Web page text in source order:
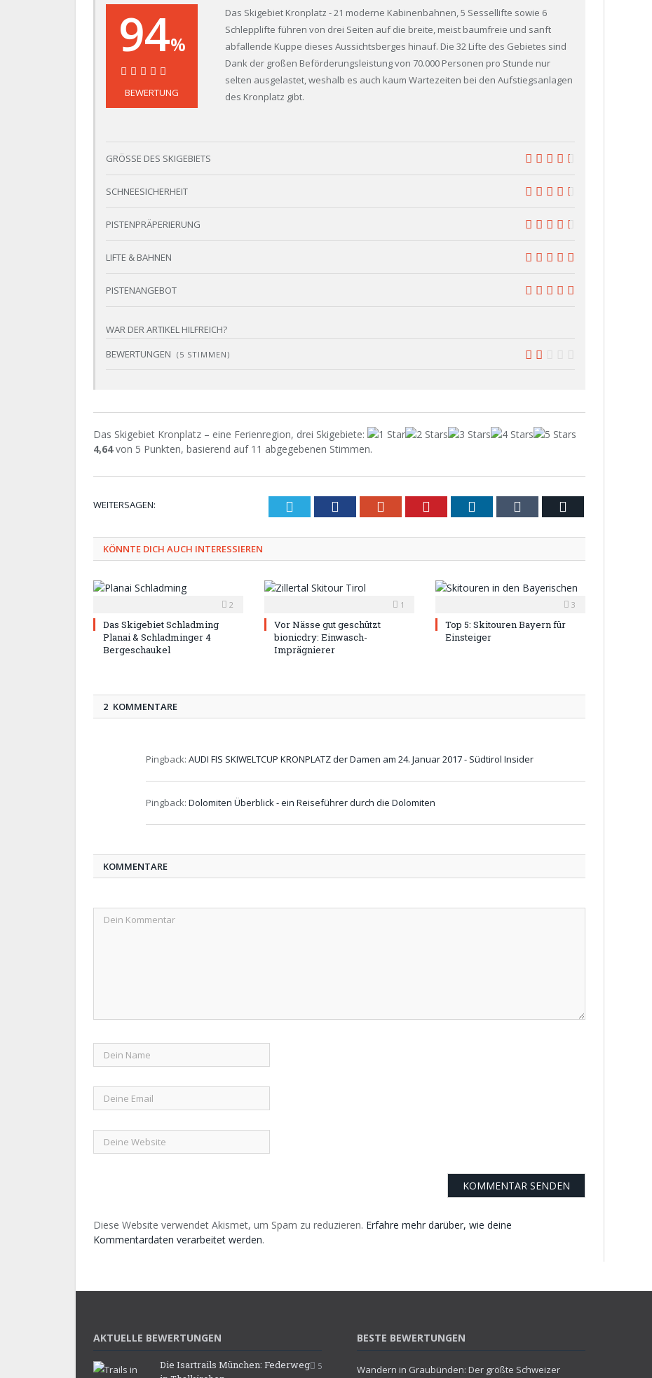
94%
94%
BEWERTUNG
Das Skigebiet Kronplatz - 21 moderne Kabinenbahnen, 5 Sessellifte sowie 6
Schlepplifte führen von drei Seiten auf die breite, meist baumfreie und sanft
abfallende Kuppe dieses Aussichtsberges hinauf. Die 32 Lifte des Gebietes sind
Dank der großen Beförderungsleistung von 70.000 Personen pro Stunde nur
selten ausgelastet, weshalb es auch kaum Wartezeiten bei den Aufstiegsanlagen
des Kronplatz gibt.
GRÖSSE DES SKIGEBIETS
SCHNEESICHERHEIT
PISTENPRÄPERIERUNG
LIFTE & BAHNEN
PISTENANGEBOT
WAR DER ARTIKEL HILFREICH?
BEWERTUNGEN (5 STIMMEN)
Das Skigebiet Kronplatz – eine Ferienregion, drei Skigebiete:
4,64von 5 Punkten, basierend auf 11 abgegebenen Stimmen.
WEITERSAGEN: Twitter Facebook Google+ Pinterest LinkedIn Tumblr
KÖNNTE DICH AUCH INTERESSIEREN
2
Das Skigebiet Schladming
Planai & Schladminger 4
Bergeschaukel
1
Vor Nässe gut geschützt
bionicdry: Einwasch-
Imprägnierer
3
Top 5: Skitouren Bayern für
Einsteiger
2 KOMMENTARE
Pingback: AUDI FIS SKIWELTCUP KRONPLATZ der Damen am 24. Januar 2017 - Südtirol Insider
Pingback: Dolomiten Überblick - ein Reiseführer durch die Dolomiten
KOMMENTARE
Diese Website verwendet Akismet, um Spam zu reduzieren. Erfahre mehr darüber, wie deine
Kommentardaten verarbeitet werden.
AKTUELLE BEWERTUNGEN
5
Die Isartrails München: Federweg
BESTE BEWERTUNGEN
Wandern in Graubünden: Der größte Schweizer